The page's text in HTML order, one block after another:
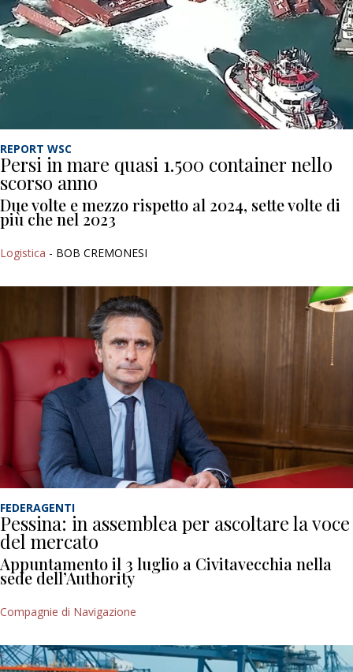
REPORT WSC
Persi in mare quasi 1.500 container nello
scorso anno
Due volte e mezzo rispetto al 2024, sette volte di
più che nel 2023
Logistica - BOB CREMONESI
FEDERAGENTI
Pessina: in assemblea per ascoltare la voce
del mercato
Appuntamento il 3 luglio a Civitavecchia nella
sede dell’Authority
Compagnie di Navigazione